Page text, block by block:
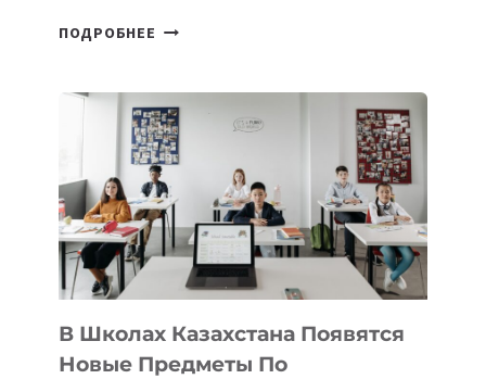
ПОДРОБНЕЕ ОТКРЫТ
DEAL
VELOCITY
BY
MOST
—
МЕЖДУНАРОДНУЮ
ПРОГРАММУ
ДЛЯ
ТЕХНОЛОГИЧЕСКИХ
В Школах Казахстана Появятся
Новые Предметы По